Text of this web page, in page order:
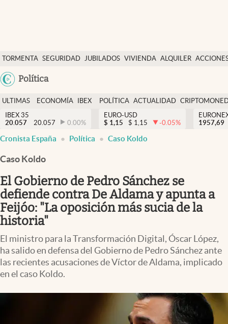
TORMENTA SEGURIDAD JUBILADOS VIVIENDA ALQUILER
USA
Política
Economía y finanzas
Política
Actualidad
Criptomonedas
España
ULTIMAS
NOTICIAS
ECONOMÍA
FINANZAS
IBEX
EURO
POLÍTICA ACTUALIDAD
IBEX 35
20.057
20.057 0.00%
EURO-USD
$ 1,15 $ 1,15 -0.05%
1957,69
Cronista España Política Caso Koldo
Caso Koldo
El Gobierno de Pedro Sánchez se
defiende contra De Aldama y apunta a
Feijóo: "La oposición más sucia de la
historia"
El ministro para la Transformación Digital, Óscar López,
ha salido en defensa del Gobierno de Pedro Sánchez ante
las recientes acusaciones de Víctor de Aldama, implicado
en el caso Koldo.